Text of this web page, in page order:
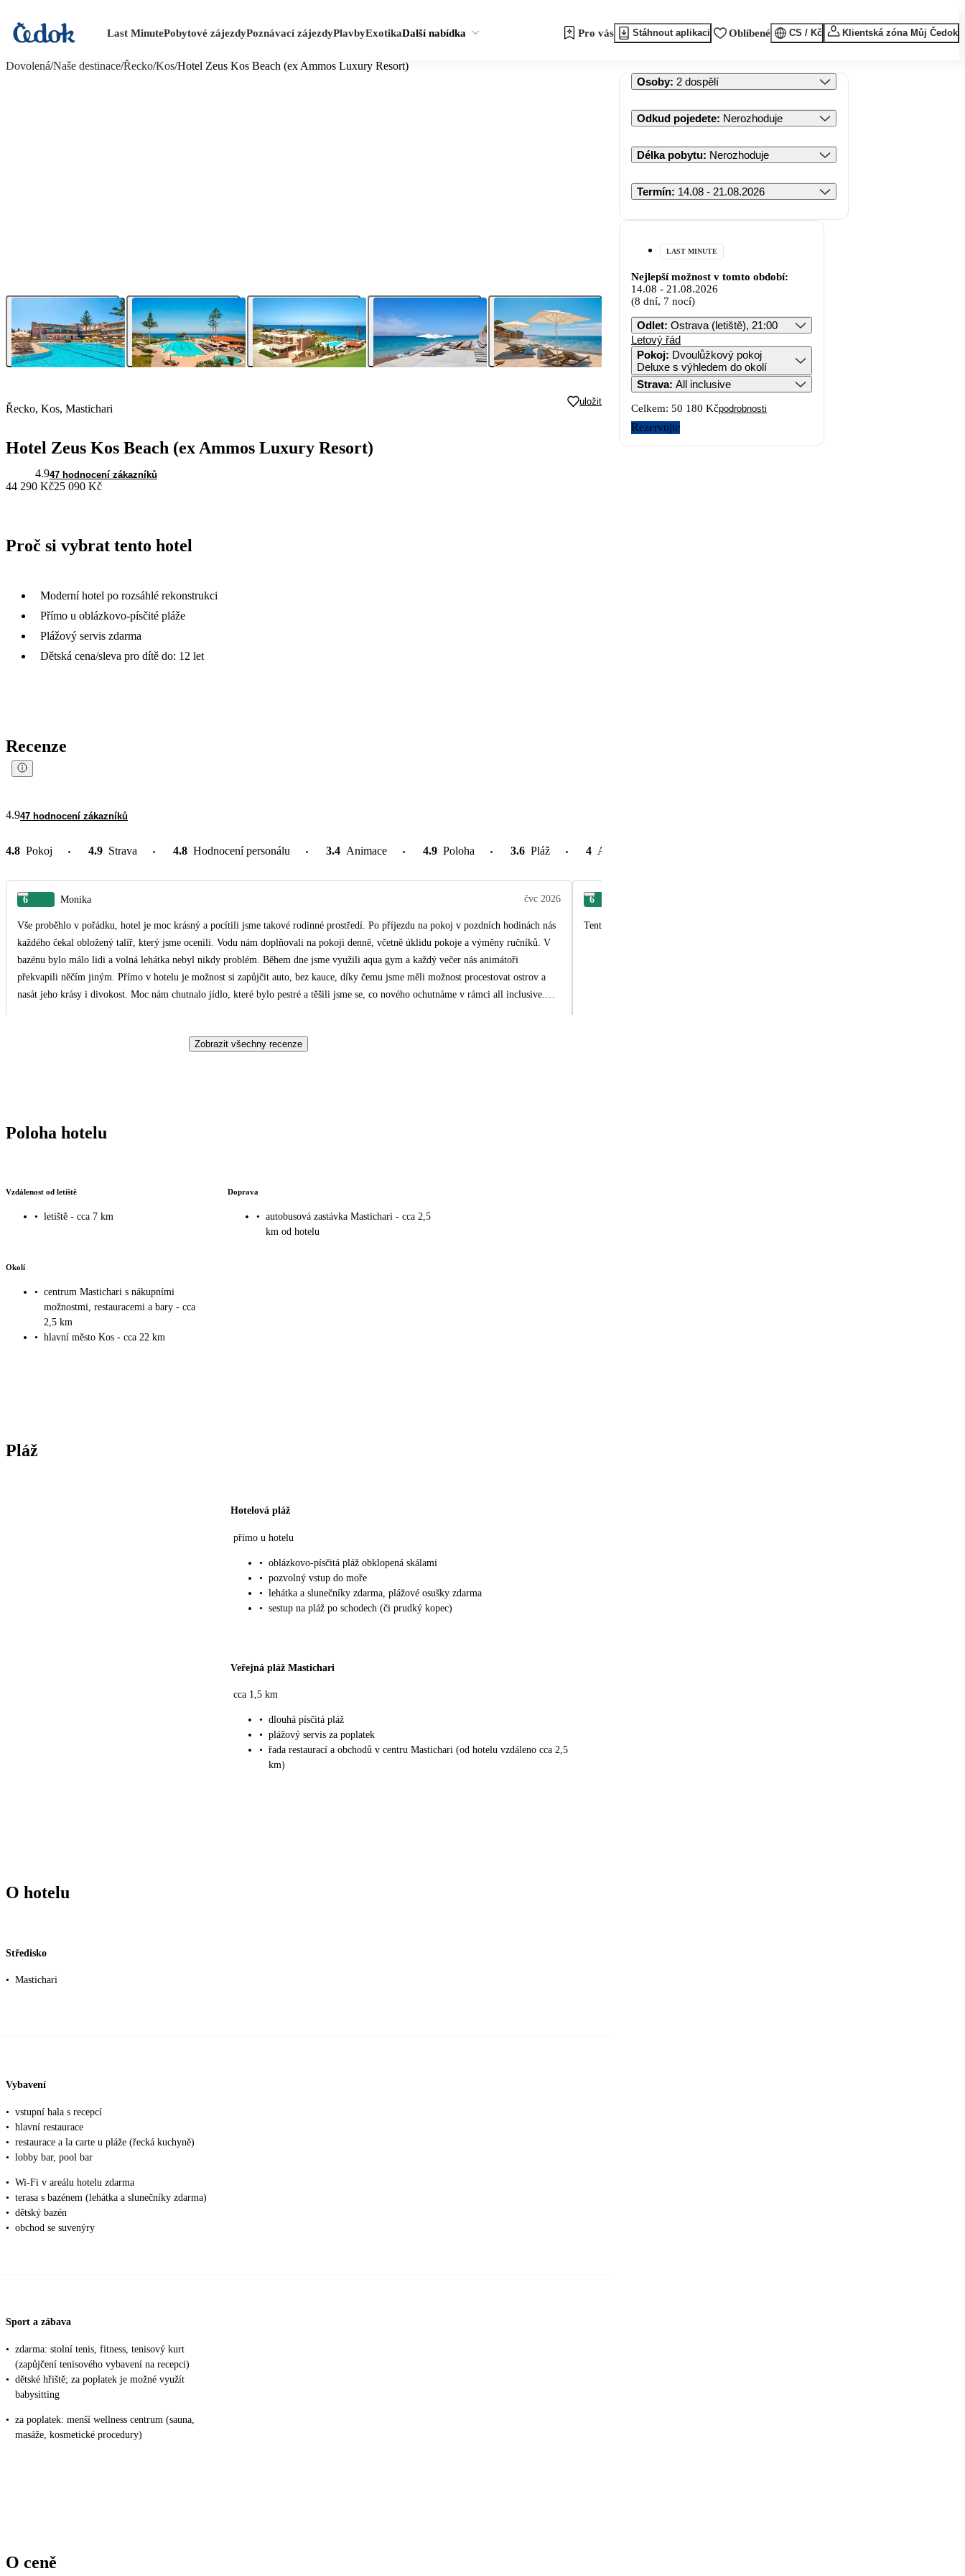
Last MinutePobytové zájezdyPoznávací zájezdyPlavbyExotikaDalší nabídka Pro vás Stáhnout aplikaci Oblíbené CS / Kč Klientská zóna Můj Čedok
Dovolená/Naše destinace/Řecko/Kos/Hotel Zeus Kos Beach (ex Ammos Luxury Resort)
Řecko, Kos, Mastichari
uložit
Hotel Zeus Kos Beach (ex Ammos Luxury Resort)
4.947 hodnocení zákazníků
44 290 Kč25 090 Kč
Proč si vybrat tento hotel
Moderní hotel po rozsáhlé rekonstrukci
Přímo u oblázkovo-písčité pláže
Plážový servis zdarma
Dětská cena/sleva pro dítě do: 12 let
Recenze
4.947 hodnocení zákazníků
4.8 Pokoj 4.9 Strava 4.8 Hodnocení personálu 3.4 Animace 4.9 Poloha 3.6 Pláž 4 Atrakce v okolí
6 Monika čvc 2026
Vše proběhlo v pořádku, hotel je moc krásný a pocítili jsme takové rodinné prostředí. Po příjezdu na pokoj v pozdních hodinách nás
každého čekal obložený talíř, který jsme ocenili. Vodu nám doplňovali na pokoji denně, včetně úklidu pokoje a výměny ručníků. V
bazénu bylo málo lidi a volná lehátka nebyl nikdy problém. Během dne jsme využili aqua gym a každý večer nás animátoři
překvapili něčím jiným. Přímo v hotelu je možnost si zapůjčit auto, bez kauce, díky čemu jsme měli možnost procestovat ostrov a
nasát jeho krásy i divokost. Moc nám chutnalo jídlo, které bylo pestré a těšili jsme se, co nového ochutnáme v rámci all inclusive.
6
Tento zájezd, byl něco neskutečného , moc jsme si to užili a rádi se znovu vrátíme
Zobrazit všechny recenze
Poloha hotelu
Vzdálenost od letiště
• letiště - cca 7 km
Doprava
• autobusová zastávka Mastichari - cca 2,5
km od hotelu
Okolí
• centrum Mastichari s nákupními
možnostmi, restauracemi a bary - cca
2,5 km
• hlavní město Kos - cca 22 km
Pláž
Hotelová pláž
přímo u hotelu
• oblázkovo-písčitá pláž obklopená skálami
• pozvolný vstup do moře
• lehátka a slunečníky zdarma, plážové osušky zdarma
• sestup na pláž po schodech (či prudký kopec)
Veřejná pláž Mastichari
cca 1,5 km
• dlouhá písčitá pláž
• plážový servis za poplatek
• řada restaurací a obchodů v centru Mastichari (od hotelu vzdáleno cca 2,5
km)
O hotelu
Středisko
• Mastichari
Vybavení
• vstupní hala s recepcí
• hlavní restaurace
• restaurace a la carte u pláže (řecká kuchyně)
• lobby bar, pool bar
• Wi-Fi v areálu hotelu zdarma
• terasa s bazénem (lehátka a slunečníky zdarma)
• dětský bazén
• obchod se suvenýry
Sport a zábava
• zdarma: stolní tenis, fitness, tenisový kurt
(zapůjčení tenisového vybavení na recepci)
• dětské hřiště; za poplatek je možné využít
babysitting
• za poplatek: menší wellness centrum (sauna,
masáže, kosmetické procedury)
O ceně
Osoby: 2 dospělí
Odkud pojedete: Nerozhoduje
Délka pobytu: Nerozhoduje
Termín: 14.08 - 21.08.2026
LAST MINUTE
Nejlepší možnost v tomto období:
14.08 - 21.08.2026
(8 dní, 7 nocí)
Odlet: Ostrava (letiště), 21:00
Letový řád
Pokoj: Dvoulůžkový pokoj
Deluxe s výhledem do okolí
Strava: All inclusive
Celkem: 50 180 Kčpodrobnosti
Rezervujte